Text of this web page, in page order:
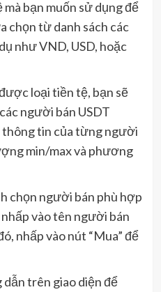
bạn muốn sử dụng để
chọn từ danh sách các
như VND, USD, hoặc
loại tiền tệ, bạn sẽ
người bán USDT
thông tin của từng người
min/max và phương
chọn người bán phù hợp
vào tên người bán
nhấp vào nút “Mua” để
trên giao diện để